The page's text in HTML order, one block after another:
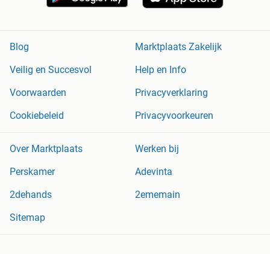
Blog
Marktplaats Zakelijk
Veilig en Succesvol
Help en Info
Voorwaarden
Privacyverklaring
Cookiebeleid
Privacyvoorkeuren
Over Marktplaats
Werken bij
Perskamer
Adevinta
2dehands
2ememain
Sitemap